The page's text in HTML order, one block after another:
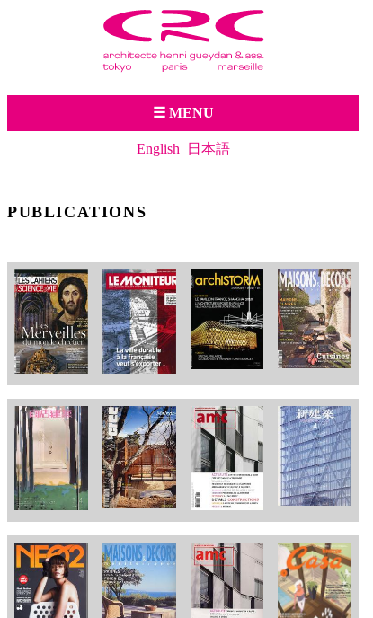
Jump to navigation
☰ MENU
English 日本語
PUBLICATIONS